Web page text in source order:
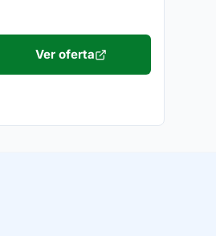
Ver oferta